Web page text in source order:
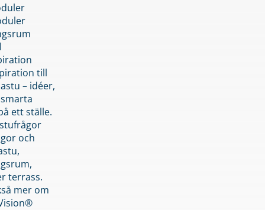
till
– idéer,
ett ställe.
och
terrass.
mer om